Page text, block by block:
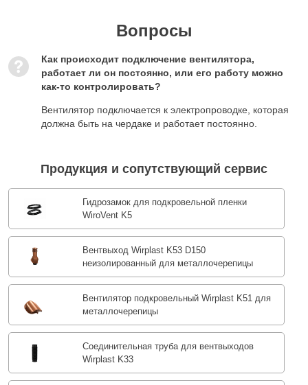
Вопросы
Как происходит подключение вентилятора,
работает ли он постоянно, или его работу можно
как-то контролировать?
Вентилятор подключается к электропроводке, которая
должна быть на чердаке и работает постоянно.
Продукция и сопутствующий сервис
Гидрозамок для подкровельной пленки
WiroVent K5
Вентвыход Wirplast K53 D150
неизолированный для металлочерепицы
Вентилятор подкровельный Wirplast K51 для
металлочерепицы
Соединительная труба для вентвыходов
Wirplast K33